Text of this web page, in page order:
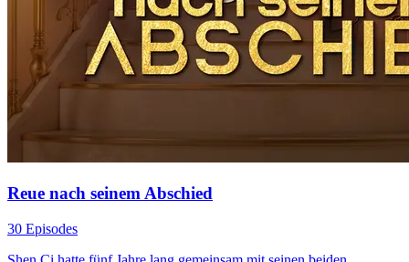
Reue nach seinem Abschied
30 Episodes